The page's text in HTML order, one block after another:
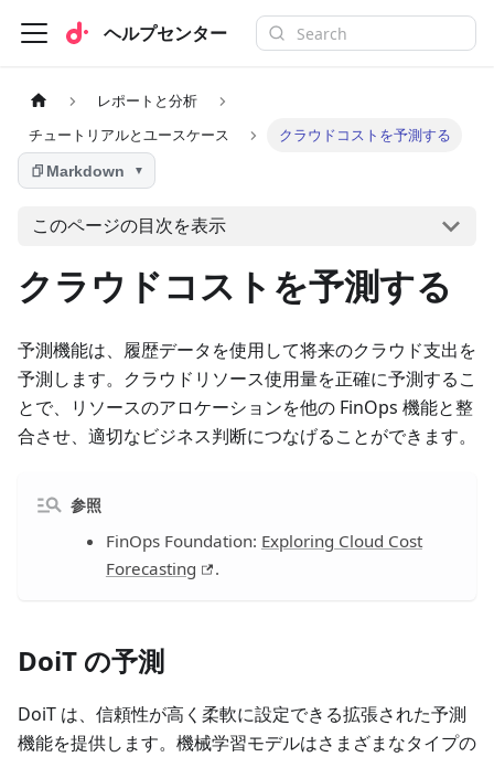
ヘルプセンター
レポートと分析
チュートリアルとユースケース
クラウドコストを予測する
Markdown ▼
このページの目次を表示
クラウドコストを予測する
予測機能は、履歴データを使用して将来のクラウド支出を
予測します。クラウドリソース使用量を正確に予測するこ
とで、リソースのアロケーションを他の FinOps 機能と整
合させ、適切なビジネス判断につなげることができます。
参照
FinOps Foundation: Exploring Cloud Cost
Forecasting
.
DoiT の予測
DoiT は、信頼性が高く柔軟に設定できる拡張された予測
機能を提供します。機械学習モデルはさまざまなタイプの